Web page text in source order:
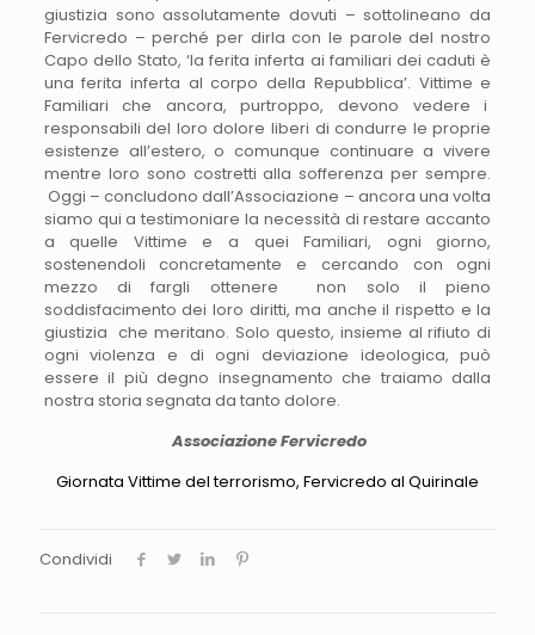
giustizia sono assolutamente dovuti – sottolineano da
Fervicredo – perché per dirla con le parole del nostro
Capo dello Stato, ‘la ferita inferta ai familiari dei caduti è
una ferita inferta al corpo della Repubblica’. Vittime e
Familiari che ancora, purtroppo, devono vedere i
responsabili del loro dolore liberi di condurre le proprie
esistenze all’estero, o comunque continuare a vivere
mentre loro sono costretti alla sofferenza per sempre.
Oggi – concludono dall’Associazione – ancora una volta
siamo qui a testimoniare la necessità di restare accanto
a quelle Vittime e a quei Familiari, ogni giorno,
sostenendoli concretamente e cercando con ogni
mezzo di fargli ottenere non solo il pieno
soddisfacimento dei loro diritti, ma anche il rispetto e la
giustizia che meritano. Solo questo, insieme al rifiuto di
ogni violenza e di ogni deviazione ideologica, può
essere il più degno insegnamento che traiamo dalla
nostra storia segnata da tanto dolore.
Associazione Fervicredo
Giornata Vittime del terrorismo, Fervicredo al Quirinale
Condividi